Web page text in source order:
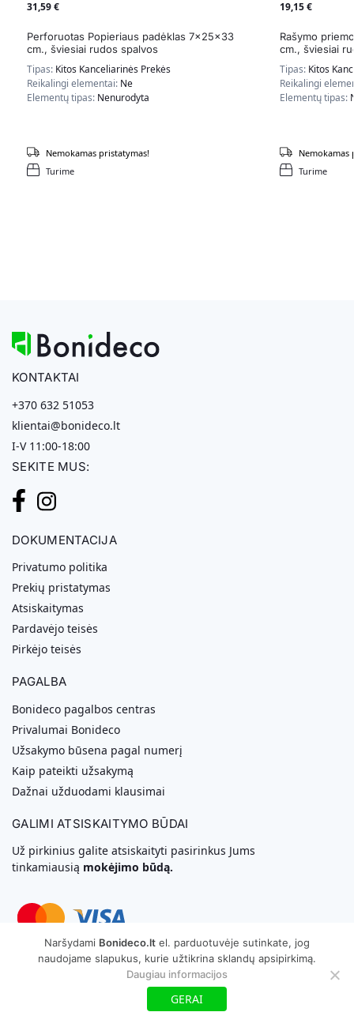
31,59€
Perforuotas Popieriaus padėklas 7x25x33
cm., šviesiai rudos spalvos
Tipas: Kitos Kanceliarinės Prekės
Reikalingi elementai: Ne
Elementų tipas: Nenurodyta
Turime
Nemokamas pristatymas!
19,15€
Rašymo
cm., šviesiai
Tipas: Kitos
Reikalingi
Elementų tipas:
Turime
Nemokamas
KONTAKTAI
+370 632 51053
klientai@bonideco.lt
I-V 11:00-18:00
SEKITE MUS:
DOKUMENTACIJA
Privatumo politika
Prekių pristatymas
Atsiskaitymas
Pardavėjo teisės
Pirkėjo teisės
PAGALBA
Bonideco pagalbos centras
Privalumai Bonideco
Užsakymo būsena pagal numerį
Kaip pateikti užsakymą
Dažnai užduodami klausimai
GALIMI ATSISKAITYMO BŪDAI
Už pirkinius galite atsiskaityti pasirinkus Jums
tinkamiausią mokėjimo būdą.
Svetainių Kūrimas
Copyright © 2026 MB „Bonideco“. Visos teisės saugomos
Naršydami Bonideco.lt el. parduotuvėje sutinkate, jog
naudojame slapukus, kurie užtikrina sklandų apsipirkimą.
Daugiau informacijos
GERAI